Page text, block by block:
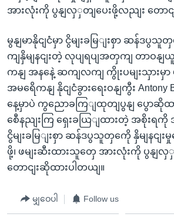
အားလုံးကို ပွနျလှှတျပေးဖို့လညျး တောင
မွနျမာနိုငျငံမှာ ငွိမျးခမြျးစှာ ဆန်ဒပွ
ကျနှိမျနငျးတဲ့ လုပျရပျအတှကျ တာဝနျ
ကနျ အနနေဲ့ ဆကျလကျ ကွိုးပမျးသှားမှာ
အမရေိကနျ နိုငျငံခွားရေးဝနျကွီး
နေ့မှာပဲ ကွညောခကြျထုတျပွနျ ပွောဆိုထ
စေီနညျးကြ ရှေးခယြျထားတဲ့ အစိုးရ
ငွိမျးခမြျးစှာ ဆန်ဒပွသူတှကေို နှိမျနငျး
ဖို့၊ ဖမျးဆီးထားသူတှေ အားလုံးကို ပွနျ
တောငျးဆိုထားပါတယျ။
မျှဝေပါ Follow us